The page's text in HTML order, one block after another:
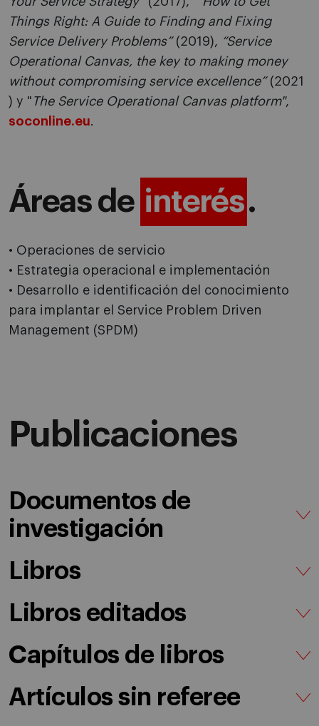
Things Right: A Guide to Finding and Fixing
Service Delivery Problems”(2019), “Service
Operational Canvas, the key to making money
without compromising service excellence”(2021
) y " The Service Operational Canvas platform",
soconline.eu.
Áreas de interés.
• Operaciones de servicio
• Estrategia operacional e implementación
• Desarrollo e identificación del conocimiento
para implantar el Service Problem Driven
Management (SPDM)
Publicaciones
Documentos de
investigación
Libros
Libros editados
Capítulos de libros
Artículos sin referee